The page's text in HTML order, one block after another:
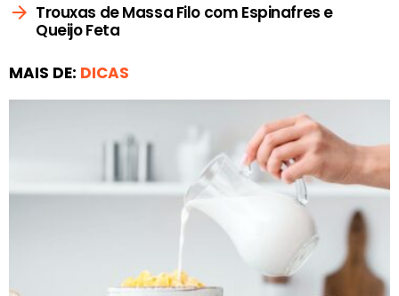
Trouxas de Massa Filo com Espinafres e
Queijo Feta
MAIS DE: DICAS